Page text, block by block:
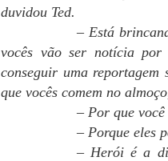
duvidou Ted.
– Está
vocês vão ser notícia por
conseguir uma reportagem
que vocês comem no
– Por que
– Porque eles
– Herói é a
Só para o
13
Boa
Sobre a
volumes
revisar este